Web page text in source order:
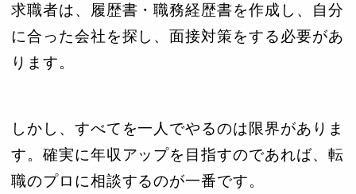
求職者は、履歴書・職務経歴書を作成し、自分
に合った会社を探し、面接対策をする必要があ
ります。
しかし、すべてを一人でやるのは限界がありま
す。確実に年収アップを目指すのであれば、転
職のプロに相談するのが一番です。